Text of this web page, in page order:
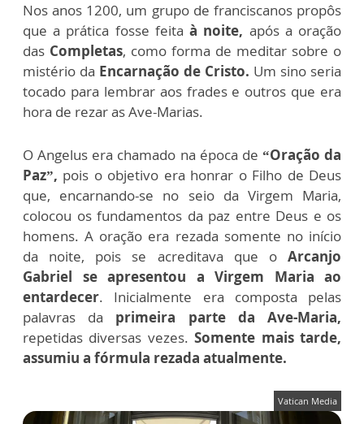
Nos anos 1200, um grupo de franciscanos propôs
que a prática fosse feitaà noite, após a oração
das Completas, como forma de meditar sobre o
mistério da Encarnação de Cristo. Um sino seria
tocado para lembrar aos frades e outros que era
hora de rezar as Ave-Marias.
O Angelus era chamado na época de “Oração da
Paz”, pois o objetivo era honrar o Filho de Deus
que, encarnando-se no seio da Virgem Maria,
colocou os fundamentos da paz entre Deus e os
homens. A oração era rezada somente no início
da noite, pois se acreditava que o Arcanjo
Gabriel se apresentou a Virgem Maria ao
entardecer. Inicialmente era composta pelas
palavras da primeira parte da Ave-Maria,
repetidas diversas vezes.Somente mais tarde,
assumiu a fórmula rezada atualmente.
Vatican Media